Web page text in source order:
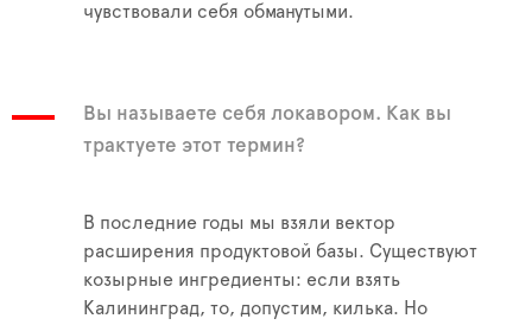
чувствовали себя обманутыми.
Вы называете себя локавором. Как вы
трактуете этот термин?
В последние годы мы взяли вектор
расширения продуктовой базы. Существуют
козырные ингредиенты: если взять
Калининград, то, допустим, килька. Но